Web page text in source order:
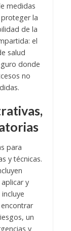
medidas
la
de la
el
salud
donde
no
para
y técnicas.
y
un
y